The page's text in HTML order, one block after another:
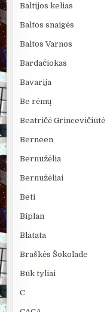
Baltijos kelias
Baltos snaigės
Baltos Varnos
Bardačiokas
Bavarija
Be rėmų
Beatričė Grincevičiūtė
Berneen
Bernužėlia
Bernužėliai
Beti
Biplan
Blatata
Braškės Šokolade
Būk tyliai
C